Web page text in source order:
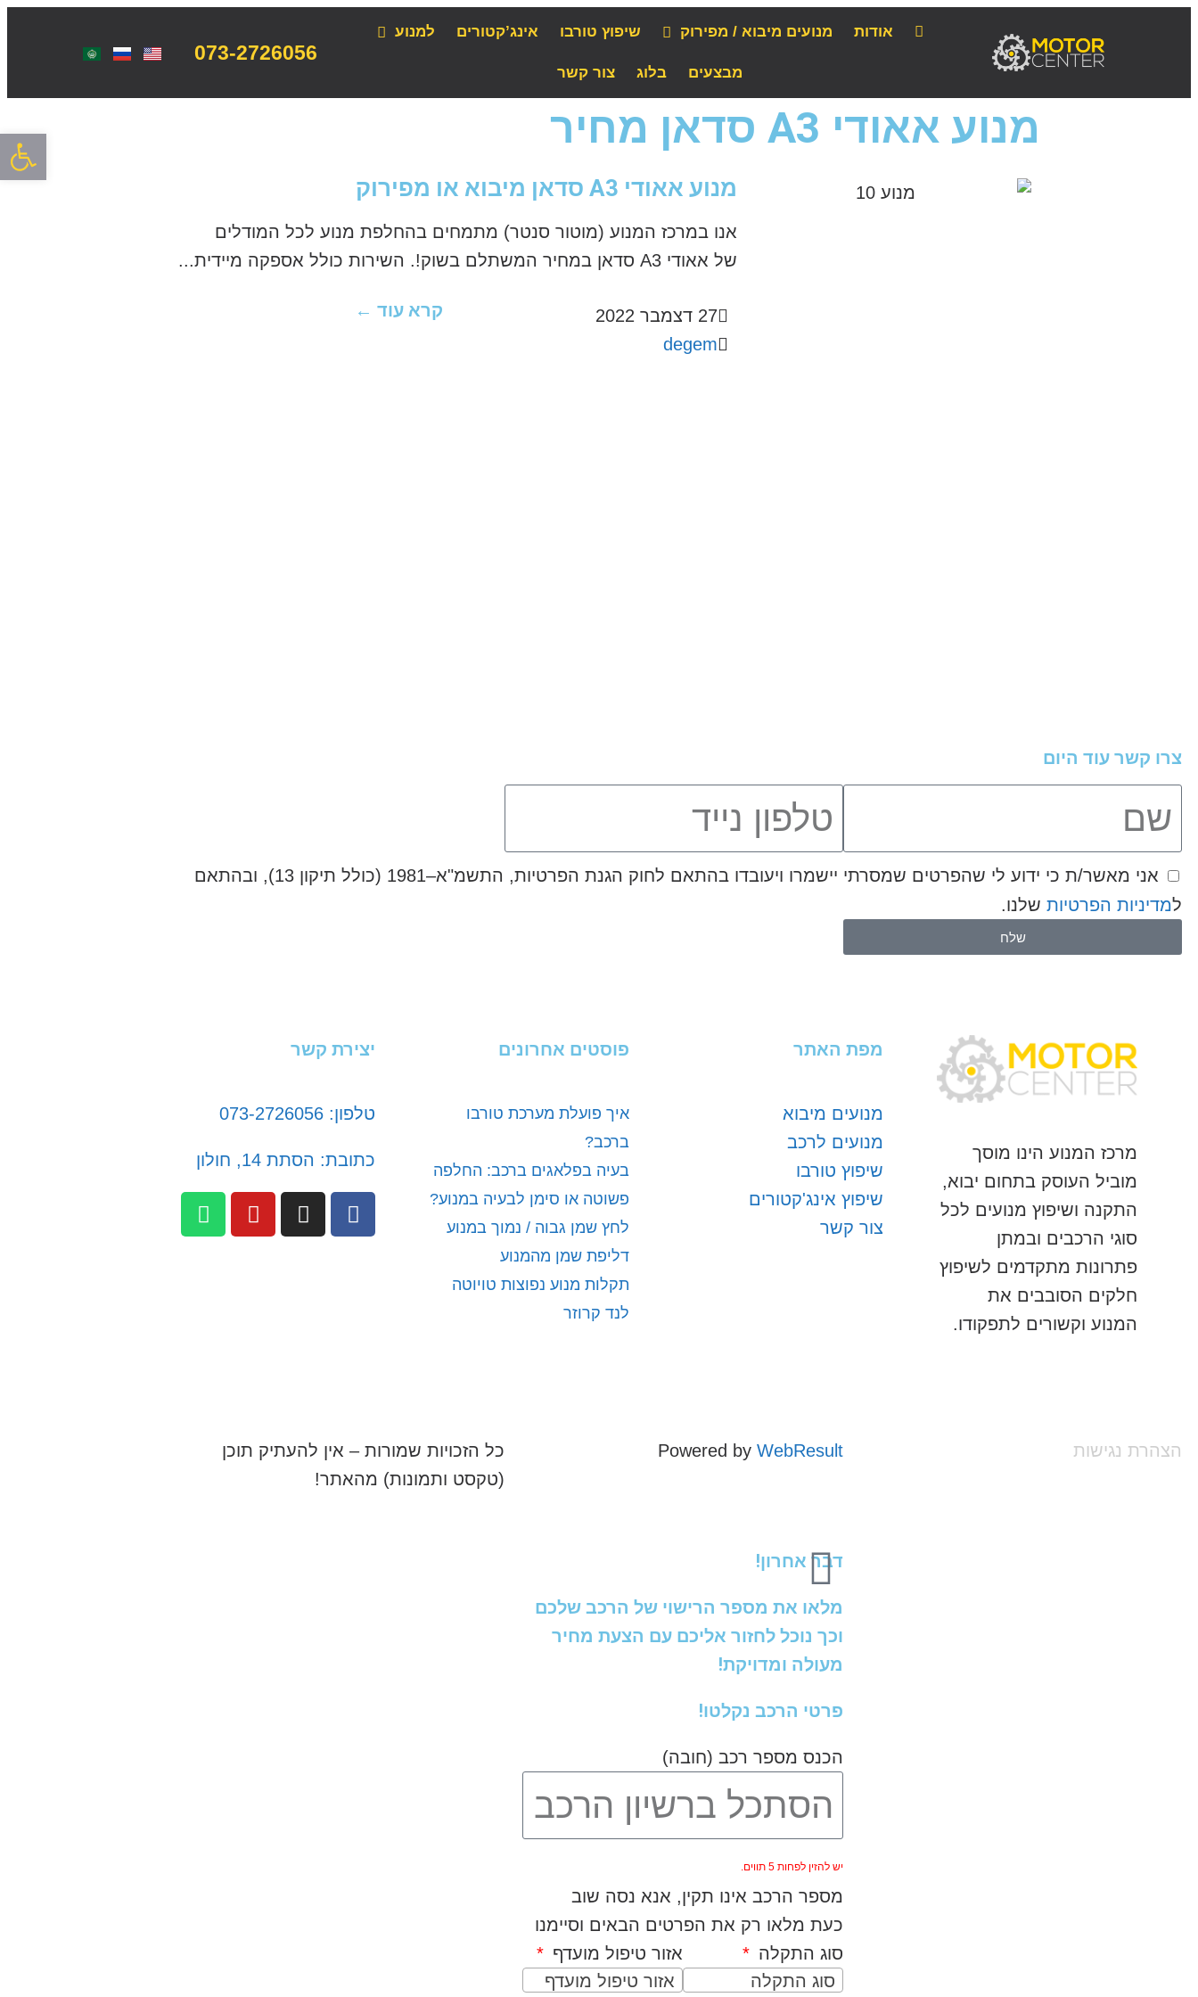
פתח
אודות מנועים מיבוא / מפירוק שיפוץ טורבו אינג’קטורים למנוע
מבצעים בלוג צור קשר
073-2726056
מנוע אאודי A3 סדאן מחיר
מנוע אאודי A3 סדאן מיבוא או מפירוק
אנו במרכז המנוע (מוטור סנטר) מתמחים בהחלפת מנוע לכל המודלים
של אאודי A3 סדאן במחיר המשתלם בשוק!. השירות כולל אספקה מיידית...
27 דצמבר 2022
degem
קרא עוד ←
צרו קשר עוד היום
אני מאשר/ת כי ידוע לי שהפרטים שמסרתי יישמרו ויעובדו בהתאם לחוק הגנת הפרטיות, התשמ"א–1981 (כולל תיקון 13), ובהתאם
למדיניות הפרטיות שלנו.
שלח
מרכז המנוע הינו מוסך
מוביל העוסק בתחום יבוא,
התקנה ושיפוץ מנועים לכל
סוגי הרכבים ובמתן
פתרונות מתקדמים לשיפוץ
חלקים הסובבים את
המנוע וקשורים לתפקודו.
מפת האתר
מנועים מיבוא
מנועים לרכב
שיפוץ טורבו
שיפוץ אינג'קטורים
צור קשר
פוסטים אחרונים
איך פועלת מערכת טורבו
ברכב?
בעיה בפלאגים ברכב: החלפה
פשוטה או סימן לבעיה במנוע?
לחץ שמן גבוה / נמוך במנוע
דליפת שמן מהמנוע
תקלות מנוע נפוצות טויוטה
לנד קרוזר
יצירת קשר
טלפון: 073-2726056
כתובת: הסתת 14, חולון
הצהרת נגישות Powered byWebResult
כל הזכויות שמורות – אין להעתיק תוכן
(טקסט ותמונות) מהאתר!
דבר אחרון!
מלאו את מספר הרישוי של הרכב שלכם
וכך נוכל לחזור אליכם עם הצעת מחיר
מעולה ומדויקת!
פרטי הרכב נקלטו!
הכנס מספר רכב (חובה)
יש להזין לפחות 5 תווים.
מספר הרכב אינו תקין, אנא נסה שוב
כעת מלאו רק את הפרטים הבאים וסיימנו
סוג התקלה
סוג התקלה
אזור טיפול מועדף
אזור טיפול מועדף